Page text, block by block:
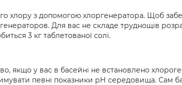
з допомогою хлоргенератора. Щоб
Для вас не складе труднощів
3 кг таблетованої солі.
якщо у вас в басейні не встановлено
певні показники рН середовища. Сам